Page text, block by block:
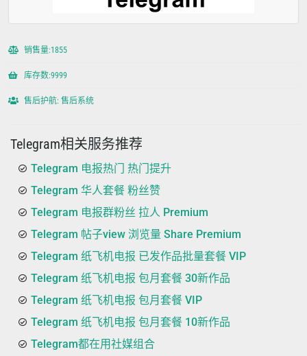
销售量:1855
库存数:9999
售后护航: 售后系统
Telegram相关服务推荐
Telegram 电报热门 热门提升
Telegram 华人套餐 粉丝赞
Telegram 电报群粉丝 拉人 Premium
Telegram 帖子view 浏览量 Share Premium
Telegram 纸飞机电报 已发作品批量套餐 VIP
Telegram 纸飞机电报 包月套餐 30新作品
Telegram 纸飞机电报 包月套餐 VIP
Telegram 纸飞机电报 包月套餐 10新作品
Telegram都在用社媒组合